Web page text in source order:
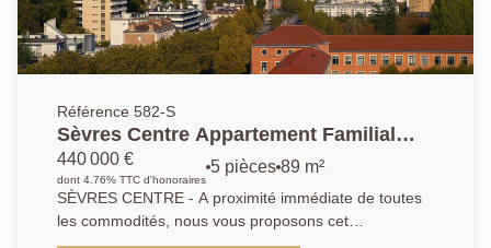
complètent ce bien.
Référence 582-S
Sèvres Centre Appartement Familial
avec vue sur Paris
440 000 €
dont 4.76% TTC d'honoraires
5 pièces 89 m²
SÈVRES CENTRE - A proximité immédiate de toutes
les commodités, nous vous proposons cet
appartement familial à rénover, comprenant : entrée,